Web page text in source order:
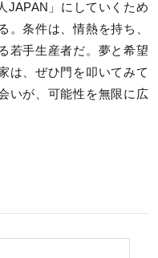
JAPAN」にしていくため
。条件は、情熱を持ち、
若手生産者だ。夢と希望
は、ぜひ門を叩いてみて
いが、可能性を無限に広